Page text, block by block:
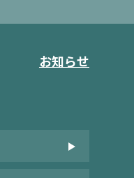
お知らせ